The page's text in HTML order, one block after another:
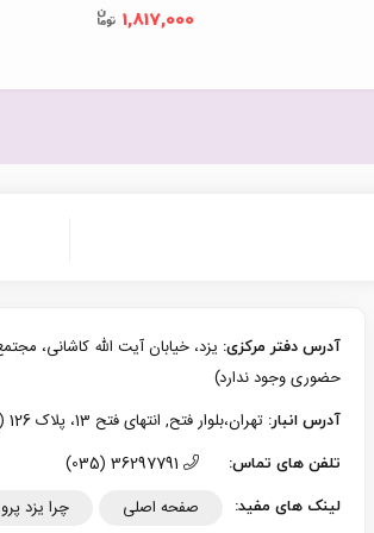
1,817,000
آدرس دفتر مرکزی:
حضوری وجود ندارد)
آدرس انبار: تهران،بلوار فتح, انتهای فتح 13، پلاک 126 (امکان تحویل حضوری وجود دارد)
تلفن های تماس:
لینک های مفید: صفحه اصلی چرا یزد پرو